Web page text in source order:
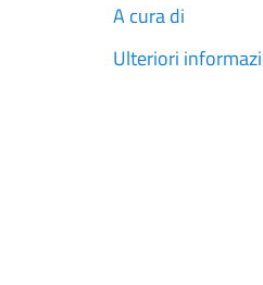
A cura di
Ulteriori